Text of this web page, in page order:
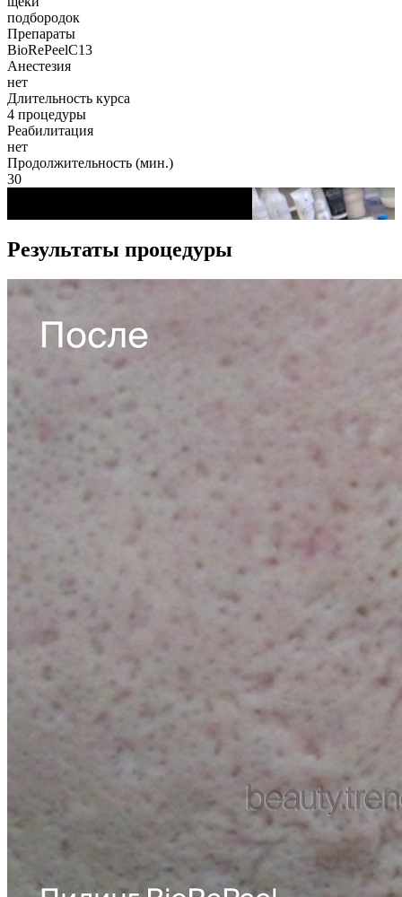
подбородок
Препараты
BioRePeelC13
Анестезия
нет
Длительность курса
4 процедуры
Реабилитация
нет
Продолжительность (мин.)
30
Результаты процедуры